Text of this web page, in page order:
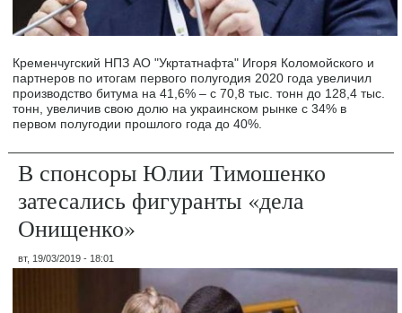
Кременчугский НПЗ АО "Укртатнафта" Игоря Коломойского и
партнеров по итогам первого полугодия 2020 года увеличил
производство битума на 41,6% – с 70,8 тыс. тонн до 128,4 тыс.
тонн, увеличив свою долю на украинском рынке с 34% в
первом полугодии прошлого года до 40%.
В спонсоры Юлии Тимошенко
затесались фигуранты «дела
Онищенко»
вт, 19/03/2019 - 18:01